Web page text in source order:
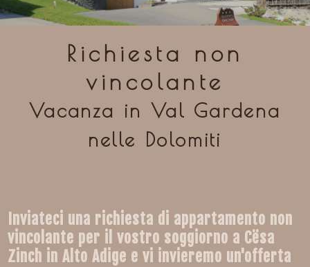
Richiesta non
vincolante
Vacanza in Val Gardena
nelle Dolomiti
Inviateci una richiesta di appartamento non
vincolante per il vostro soggiorno a Cësa
Zinch in Alto Adige e vi invieremo un'offerta